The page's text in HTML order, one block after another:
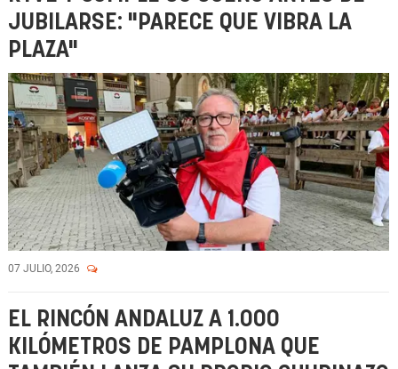
JUBILARSE: "PARECE QUE VIBRA LA
PLAZA"
07 JULIO, 2026
EL RINCÓN ANDALUZ A 1.000
KILÓMETROS DE PAMPLONA QUE